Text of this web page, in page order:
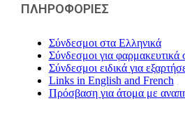
ΠΛΗΡΟΦΟΡΙΕΣ
Σύνδεσμοι στα Ελληνικά
Σύνδεσμοι για φαρμακευτικά
Σύνδεσμοι ειδικά για
Links in English and French
Πρόσβαση για άτομα με